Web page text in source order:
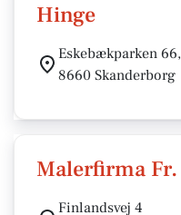
Hinge
Eskebækparken
8660 Skanderborg
Malerfirma Fr.
Finlandsvej 4